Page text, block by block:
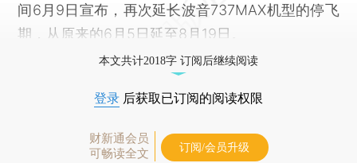
间6月9日宣布，再次延长波音737MAX机型的停飞
期，从原来的6月5日延至8月19日。
本文共计2018字 订阅后继续阅读
登录 后获取已订阅的阅读权限
财新通会员
可畅读全文
订阅/会员升级